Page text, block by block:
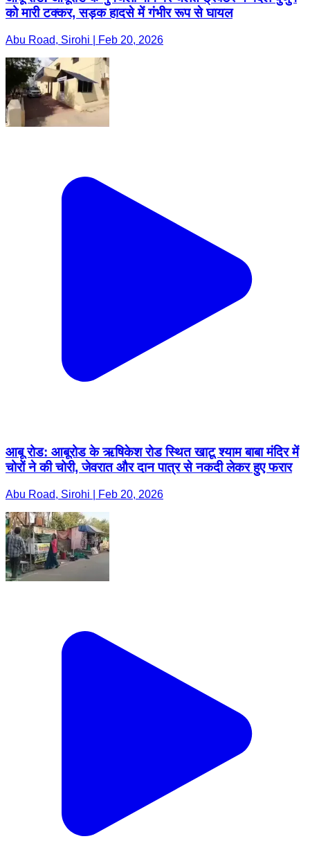
को मारी टक्कर, सड़क हादसे में गंभीर रूप से घायल
Abu Road, Sirohi | Feb 20, 2026
आबू रोड: आबूरोड के ऋषिकेश रोड स्थित खाटू श्याम बाबा मंदिर में
चोरों ने की चोरी, जेवरात और दान पात्र से नकदी लेकर हुए फरार
Abu Road, Sirohi | Feb 20, 2026